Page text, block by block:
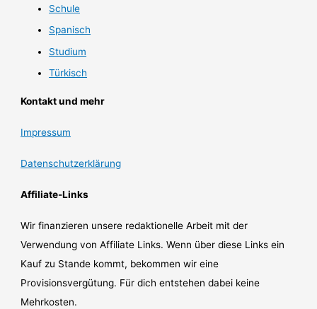
Schule
Spanisch
Studium
Türkisch
Kontakt und mehr
Impressum
Datenschutzerklärung
Affiliate-Links
Wir finanzieren unsere redaktionelle Arbeit mit der
Verwendung von Affiliate Links. Wenn über diese Links ein
Kauf zu Stande kommt, bekommen wir eine
Provisionsvergütung. Für dich entstehen dabei keine
Mehrkosten.